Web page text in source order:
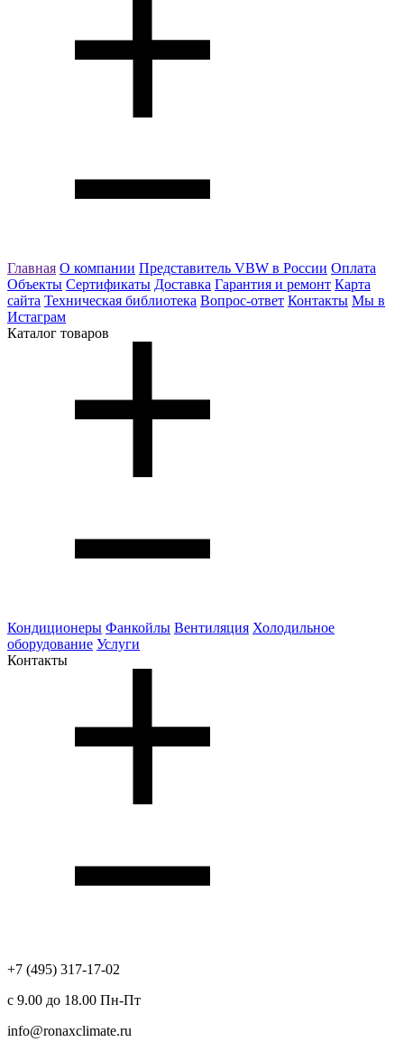
Главная О компании Представитель VBW в России Оплата
Объекты Сертификаты Доставка Гарантия и ремонт Карта
сайта Техническая библиотека Вопрос-ответ Контакты Мы в
Истаграм
Каталог товаров
Кондиционеры Фанкойлы Вентиляция Холодильное
оборудование Услуги
Контакты
+7 (495) 317-17-02
с 9.00 до 18.00 Пн-Пт
info@ronaxclimate.ru